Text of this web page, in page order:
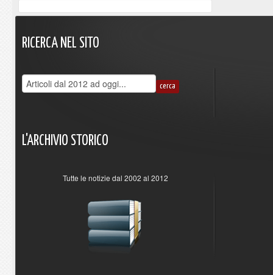
RICERCA NEL SITO
L'ARCHIVIO STORICO
Tutte le notizie dal 2002 al 2012